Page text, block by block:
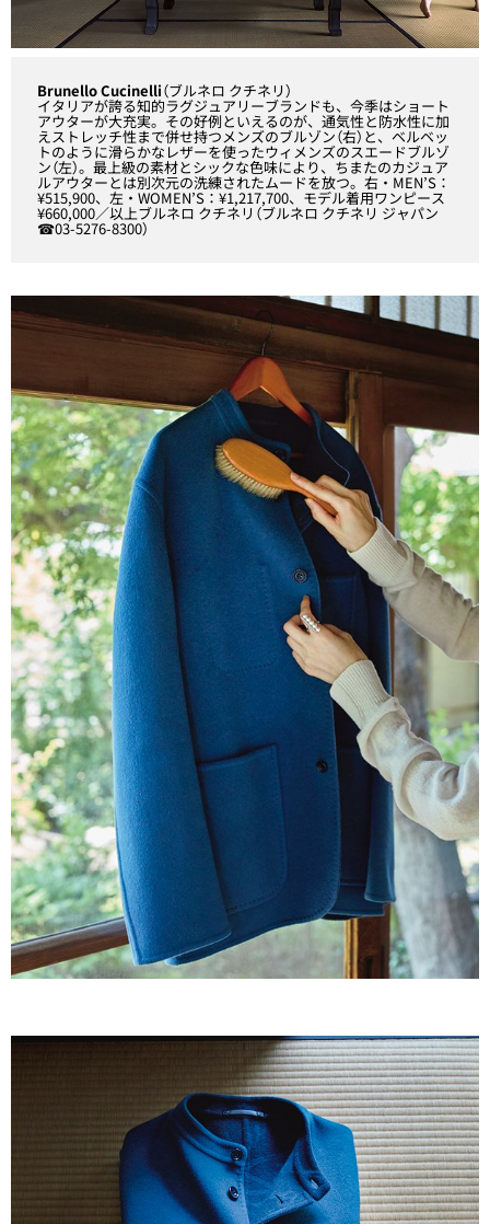
Brunello Cucinelli（ブルネロ クチネリ）
イタリアが誇る知的ラグジュアリーブランドも、今季はショート
アウターが大充実。その好例といえるのが、通気性と防水性に加
えストレッチ性まで併せ持つメンズのブルゾン（右）と、ベルベッ
トのように滑らかなレザーを使ったウィメンズのスエードブルゾ
ン（左）。最上級の素材とシックな色味により、ちまたのカジュア
ルアウターとは別次元の洗練されたムードを放つ。右・MEN’S：
¥515,900、左・WOMEN’S：¥1,217,700、モデル着用ワンピース
¥660,000／以上ブルネロ クチネリ（ブルネロ クチネリ ジャパン
☎03-5276-8300）